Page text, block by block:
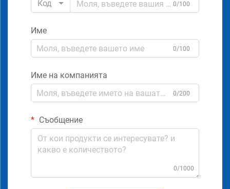
Код
0/100
Име
0/100
Име на компанията
0/200
Съобщение
0/1000